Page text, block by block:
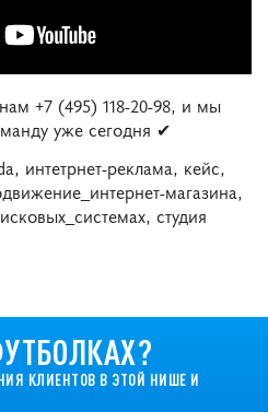
+7 (495) 118-20-98, и мы
уже сегодня ✔
интетрнет-реклама, кейс,
магазина,
студия
КЛИЕНТОВ В ЭТОЙ НИШЕ И